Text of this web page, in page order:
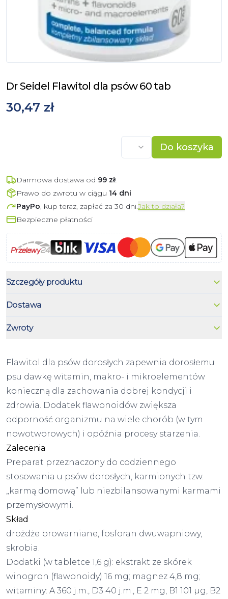
Dr Seidel Flawitol dla psów 60 tab
30,47 zł
Do koszyka
Darmowa dostawa od 99 zł!
Prawo do zwrotu w ciągu 14 dni
PayPo, kup teraz, zapłać za 30 dni.Jak to działa?
Bezpieczne płatności
Szczegóły produktu
Dostawa
Zwroty
Flawitol dla psów dorosłych zapewnia dorosłemu
psu dawkę witamin, makro- i mikroelementów
konieczną dla zachowania dobrej kondycji i
zdrowia. Dodatek flawonoidów zwiększa
odporność organizmu na wiele chorób (w tym
nowotworowych) i opóźnia procesy starzenia.
Zalecenia
Preparat przeznaczony do codziennego
stosowania u psów dorosłych, karmionych tzw.
„karmą domową” lub niezbilansowanymi karmami
przemysłowymi.
Skład
drożdże browarniane, fosforan dwuwapniowy,
skrobia.
Dodatki (w tabletce 1,6 g): ekstrakt ze skórek
winogron (flawonoidy) 16 mg; magnez 4,8 mg;
witaminy: A 360 j.m., D3 40 j.m., E 2 mg, B1 101 µg, B2